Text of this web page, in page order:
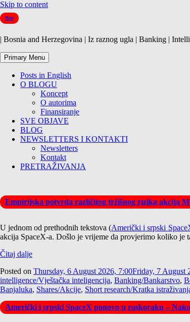
Skip to content
Bife
| Bosnia and Herzegovina | Iz raznog ugla | Banking |
Primary Menu
Posts in English
O BLOGU
Koncept
O autorima
Finansiranje
SVE OBJAVE
BLOG
NEWSLETTERS I KONTAKTI
Newsletters
Kontakt
PRETRAŽIVANJA
Empirijska potvrda različitog tržišnog rizika akcija
U jednom od prethodnih tekstova (Američki i srpski
akcija SpaceX-a. Došlo je vrijeme da provjerimo koliko je
Čitaj dalje
Posted on Thursday, 6 August 2026, 7:00Friday, 7 August
intelligence/Vještačka inteligencija, Banking/Bankarstvo,
Banjaluka, Shares/Akcije, Short research/Kratka
Američki i srpski SpaceX ponovo u raskoraku –